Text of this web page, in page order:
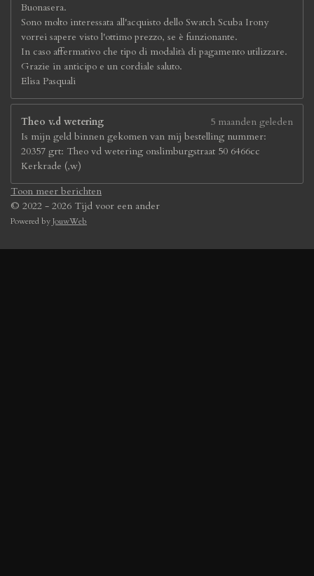
Buonasera.
Sono molto interessata all'acquisto dello Swatch Scuba Irony
vorrei sapere visto l'ottimo prezzo, se è funzionante.
In caso affermativo che tipo di modalità di pagamento utilizzare.
Grazie in anticipo e un cordiale saluto.
Elisa Pasquali
Theo v.d wetering
5 maanden geleden
Is mijn geld binnen gekomen van mij bestelling nummer:
20357 grt: Theo vd wetering onslimburgstraat 50 6466cc
Kerkrade (,w)
Toon meer berichten
© 2022 - 2026 Tijd voor een ander
Powered byJouwWeb